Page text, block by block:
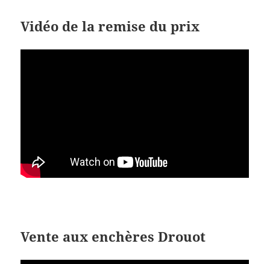
Vidéo de la remise du prix
Vente aux enchères Drouot